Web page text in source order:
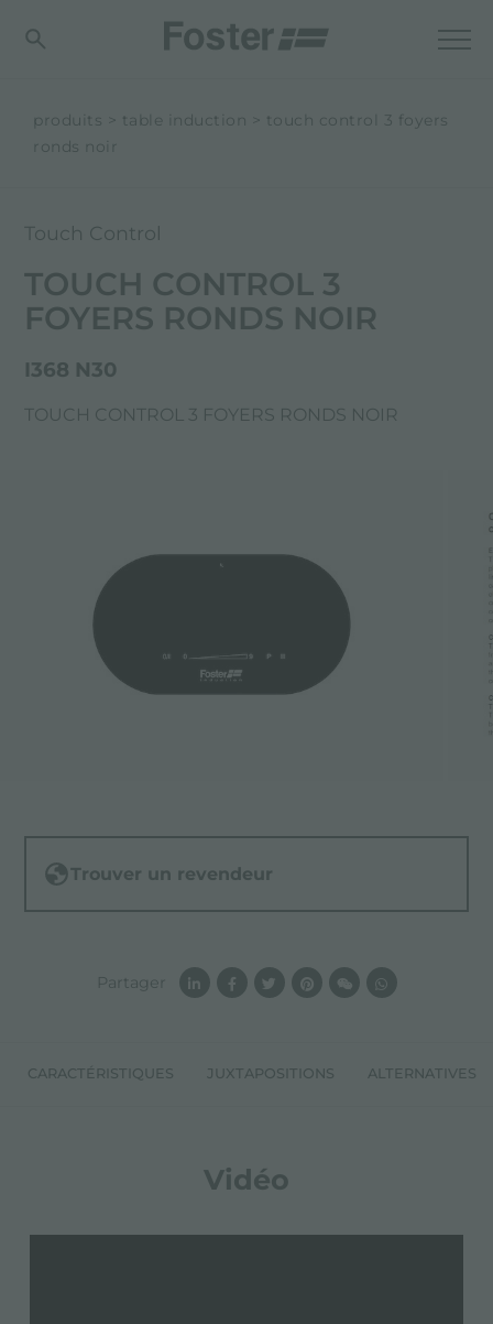
produits table induction
touch control 3 foyers
ronds noir
CARACTÉRISTIQUES JUXTAPOSITIONS ALTERNATIVES
Vidéo
Touch Control
TOUCH CONTROL 3
FOYERS RONDS NOIR
I368 N30
TOUCH CONTROL 3 FOYERS RONDS NOIR
Trouver un revendeur
Partager